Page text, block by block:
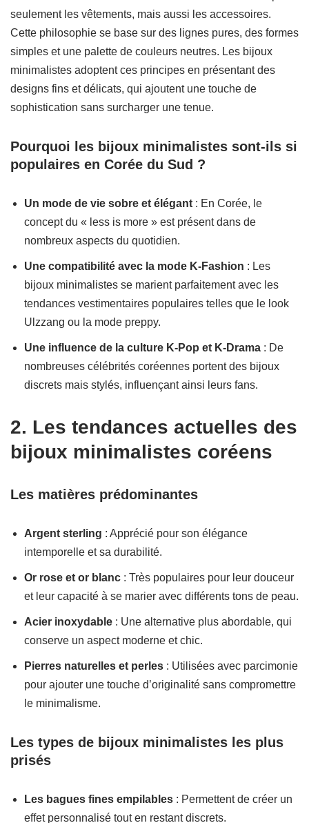
seulement les vêtements, mais aussi les accessoires.
Cette philosophie se base sur des lignes pures, des formes
simples et une palette de couleurs neutres. Les bijoux
minimalistes adoptent ces principes en présentant des
designs fins et délicats, qui ajoutent une touche de
sophistication sans surcharger une tenue.
Pourquoi les bijoux minimalistes sont-ils si
populaires en Corée du Sud ?
Un mode de vie sobre et élégant : En Corée, le
concept du « less is more » est présent dans de
nombreux aspects du quotidien.
Une compatibilité avec la mode K-Fashion : Les
bijoux minimalistes se marient parfaitement avec les
tendances vestimentaires populaires telles que le look
Ulzzang ou la mode preppy.
Une influence de la culture K-Pop et K-Drama : De
nombreuses célébrités coréennes portent des bijoux
discrets mais stylés, influençant ainsi leurs fans.
2. Les tendances actuelles des
bijoux minimalistes coréens
Les matières prédominantes
Argent sterling : Apprécié pour son élégance
intemporelle et sa durabilité.
Or rose et or blanc : Très populaires pour leur douceur
et leur capacité à se marier avec différents tons de peau.
Acier inoxydable : Une alternative plus abordable, qui
conserve un aspect moderne et chic.
Pierres naturelles et perles : Utilisées avec parcimonie
pour ajouter une touche d’originalité sans compromettre
le minimalisme.
Les types de bijoux minimalistes les plus
prisés
Les bagues fines empilables : Permettent de créer un
effet personnalisé tout en restant discrets.